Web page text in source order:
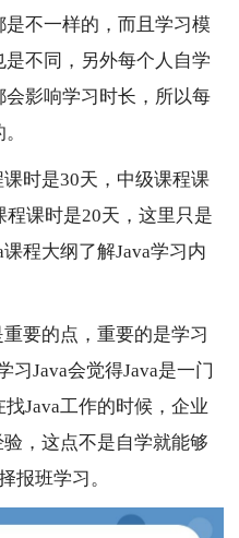
不一样的，而且学习模
不同，另外每个人自学
影响学习时长，所以每
时是30天，中级课程课
课时是20天，这里只是
程大纲了解Java学习内
要的点，重要的是学习
习Java会觉得Java是一门
Java工作的时候，企业
，这点不是自学就能够
报班学习。